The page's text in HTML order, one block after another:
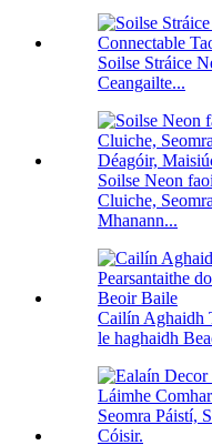
Soilse Stráice
Ceangailte...
Soilse Neon
Cluiche,
Mhanann...
Cailín Aghaidh
le haghaidh